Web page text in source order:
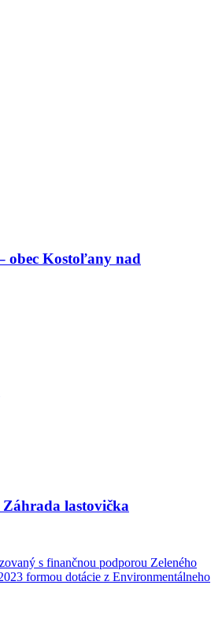
obec Kostoľany nad
lastovička
s finančnou podporou Zeleného
formou dotácie z Environmentálneho